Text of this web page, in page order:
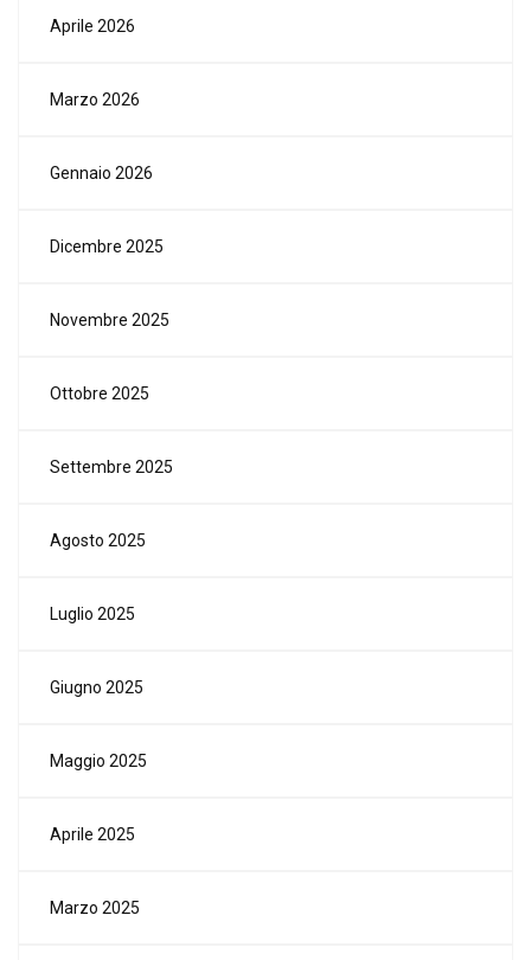
Aprile 2026
Marzo 2026
Gennaio 2026
Dicembre 2025
Novembre 2025
Ottobre 2025
Settembre 2025
Agosto 2025
Luglio 2025
Giugno 2025
Maggio 2025
Aprile 2025
Marzo 2025